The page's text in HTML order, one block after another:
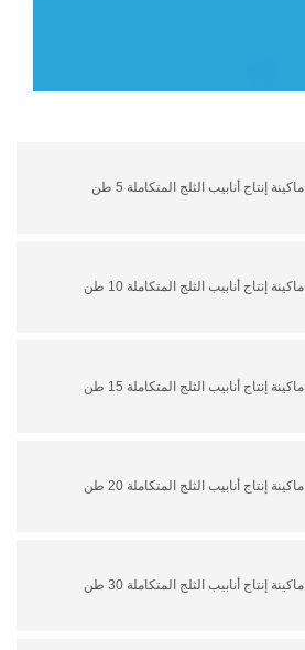
ماكينة إنتاج أنابيب الثلج المتكاملة 5 طن
ماكينة إنتاج أنابيب الثلج المتكاملة 10 طن
ماكينة إنتاج أنابيب الثلج المتكاملة 15 طن
ماكينة إنتاج أنابيب الثلج المتكاملة 20 طن
ماكينة إنتاج أنابيب الثلج المتكاملة 30 طن